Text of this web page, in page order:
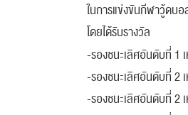
ในการแข่งขันกีฬาวู้ดบ
โดยได้รับรางวัล
-รองชนะเลิศอันดับที่ 1
-รองชนะเลิศอันดับที่ 2
-รองชนะเลิศอันดับที่ 2